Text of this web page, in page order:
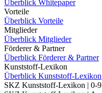
Überblick Whitepaper
Vorteile
Überblick Vorteile
Mitglieder
Überblick Mitglieder
Förderer & Partner
Überblick Förderer & Partner
Kunststoff-Lexikon
Überblick Kunststoff-Lexikon
SKZ Kunststoff-Lexikon | 0-9